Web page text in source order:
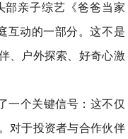
部亲子综艺《爸爸当家
互动的一部分。这不是
、户外探索、好奇心激
一个关键信号：这不仅
对于投资者与合作伙伴